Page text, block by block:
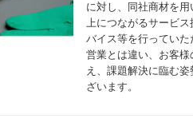
に対し、同社商材を
上につながるサービ
バイス等を行ってい
営業とは違い、お客
え、課題解決に臨む
ざいます。